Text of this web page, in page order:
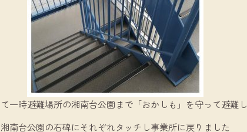
一時避難場所の湘南台公園まで「おかしも」を守って避難し
湘南台公園の石碑にそれぞれタッチし事業所に戻りました